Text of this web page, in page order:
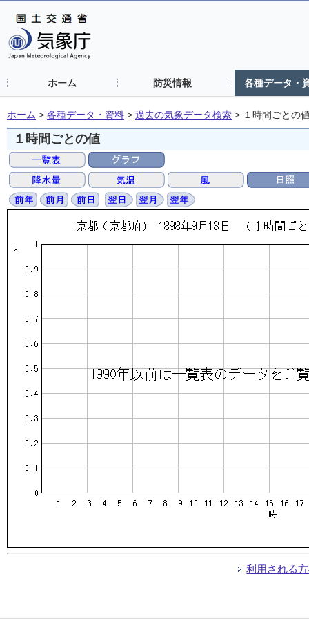
ホーム 防災情報 各種データ・
ホーム > 各種データ・資料 > 過去の気象データ検索 > １時間ごとの
１時間ごとの値
利用される